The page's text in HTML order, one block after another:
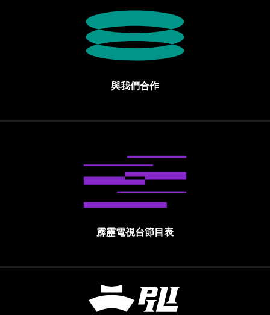
與我們合作
霹靂電視台節目表
霹靂國際多媒體股份有限公司 PILI